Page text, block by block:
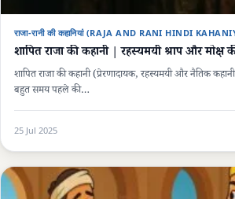
राजा-रानी की कहानियां (RAJA AND RANI HINDI
शापित राजा की कहानी | रहस्यमयी श्राप और मोक्ष
शापित राजा की कहानी (प्रेरणादायक, रहस्यमयी और नैतिक
बहुत समय पहले की…
25 Jul 2025